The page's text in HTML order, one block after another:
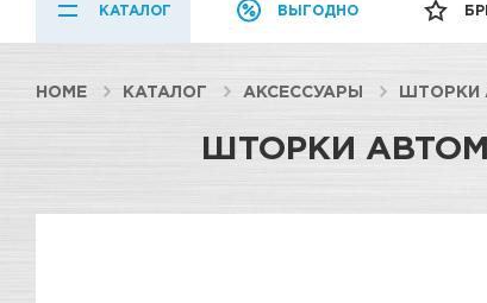
КАТАЛОГ ВЫГОДНО
HOME КАТАЛОГ АКСЕССУАРЫ ШТОРКИ
ШТОРКИ